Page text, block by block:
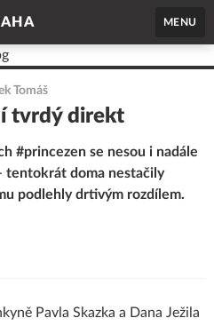
MENU
Tomáš
tvrdý direkt
#princezen se nesou i nadále
tentokrát doma nestačily
podlehly drtivým rozdílem.
Pavla Skazka a Dana Ježila